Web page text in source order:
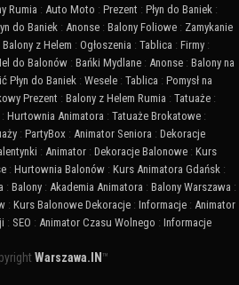
Rumia : Auto Moto : Prezent : Płyn do Baniek :
do Baniek : Anonse : Balony Foliowe : Zamykanie
Balony z Helem : Ogłoszenia : Tablica : Firmy :
do Balonów : Bańki Mydlane : Anonse : Balony na
Płyn do Baniek : Wesele : Tablica : Pomysł na
Prezent : Balony z Helem Rumia : Tatuaże :
: Hurtownia Animatora : Tatuaże Brokatowe :
: PartyBox : Animator Seniora : Dekoracje
: Animator : Dekoracje Balonowe : Kurs
: Hurtownia Balonów : Kurs Animatora Gdańsk :
: Balony : Akademia Animatora : Balony Warszawa :
: Kurs Balonowe Dekoracje : Informacje : Animator
: SEO : Animator Czasu Wolnego : Informacje
Warszawa.IN ™